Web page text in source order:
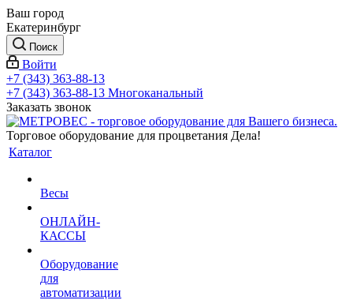
Ваш город
Екатеринбург
Поиск
Войти
+7 (343) 363-88-13
+7 (343) 363-88-13 Многоканальный
Заказать звонок
Торговое оборудование для процветания Дела!
Каталог
Весы
ОНЛАЙН-
КАССЫ
Оборудование
для
автоматизации